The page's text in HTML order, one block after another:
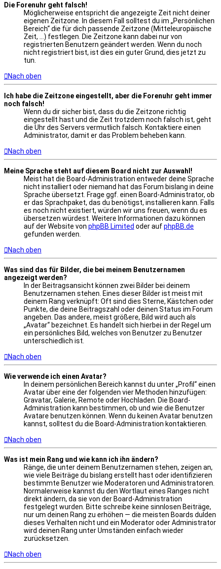
Die Forenuhr geht falsch!
Möglicherweise entspricht die angezeigte Zeit nicht deiner
eigenen Zeitzone. In diesem Fall solltest du im „Persönlichen
Bereich“ die für dich passende Zeitzone (Mitteleuropäische
Zeit, ...) festlegen. Die Zeitzone kann dabei nur von
registrierten Benutzern geändert werden. Wenn du noch
nicht registriert bist, ist dies ein guter Grund, dies jetzt zu
tun.
Nach oben
Ich habe die Zeitzone eingestellt, aber die Forenuhr geht immer
noch falsch!
Wenn du dir sicher bist, dass du die Zeitzone richtig
eingestellt hast und die Zeit trotzdem noch falsch ist, geht
die Uhr des Servers vermutlich falsch. Kontaktiere einen
Administrator, damit er das Problem beheben kann.
Nach oben
Meine Sprache steht auf diesem Board nicht zur Auswahl!
Meist hat die Board-Administration entweder deine Sprache
nicht installiert oder niemand hat das Forum bislang in deine
Sprache übersetzt. Frage ggf. einen Board-Administrator, ob
er das Sprachpaket, das du benötigst, installieren kann. Falls
es noch nicht existiert, würden wir uns freuen, wenn du es
übersetzen würdest. Weitere Informationen dazu können
auf der Website von phpBB Limited oder aufphpBB.de
gefunden werden.
Nach oben
Was sind das für Bilder, die bei meinem Benutzernamen
angezeigt werden?
In der Beitragsansicht können zwei Bilder bei deinem
Benutzernamen stehen. Eines dieser Bilder ist meist mit
deinem Rang verknüpft: Oft sind dies Sterne, Kästchen oder
Punkte, die deine Beitragszahl oder deinen Status im Forum
angeben. Das andere, meist größere, Bild wird auch als
„Avatar“ bezeichnet. Es handelt sich hierbei in der Regel um
ein persönliches Bild, welches von Benutzer zu Benutzer
unterschiedlich ist.
Nach oben
Wie verwende ich einen Avatar?
In deinem persönlichen Bereich kannst du unter „Profil“ einen
Avatar über eine der folgenden vier Methoden hinzufügen:
Gravatar, Galerie, Remote oder Hochladen. Die Board-
Administration kann bestimmen, ob und wie die Benutzer
Avatare benutzen können. Wenn du keinen Avatar benutzen
kannst, solltest du die Board-Administration kontaktieren.
Nach oben
Was ist mein Rang und wie kann ich ihn ändern?
Ränge, die unter deinem Benutzernamen stehen, zeigen an,
wie viele Beiträge du bislang erstellt hast oder identifizieren
bestimmte Benutzer wie Moderatoren und Administratoren.
Normalerweise kannst du den Wortlaut eines Ranges nicht
direkt ändern, da sie von der Board-Administration
festgelegt wurden. Bitte schreibe keine sinnlosen Beiträge,
nur um deinen Rang zu erhöhen — die meisten Boards dulden
dieses Verhalten nicht und ein Moderator oder Administrator
wird deinen Rang unter Umständen einfach wieder
zurücksetzen.
Nach oben